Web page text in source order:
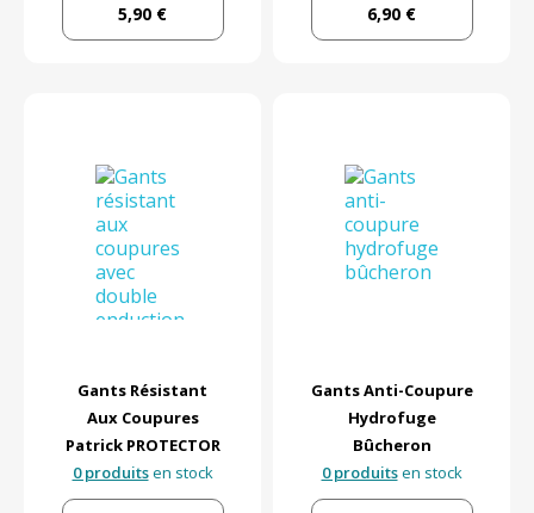
5,90 € 6,90 €
Gants Résistant
Aux Coupures
Patrick PROTECTOR
0 produitsen stock
Gants Anti-Coupure
Hydrofuge
Bûcheron
0 produitsen stock